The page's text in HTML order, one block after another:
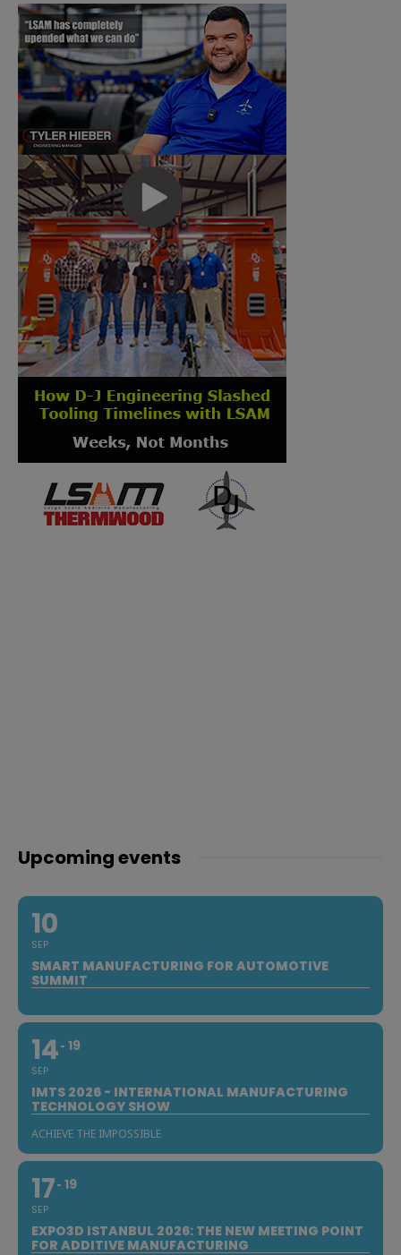
Upcoming events
10
SEP
SMART MANUFACTURING FOR AUTOMOTIVE
SUMMIT
14
SEP
19
IMTS 2026 - INTERNATIONAL MANUFACTURING
TECHNOLOGY SHOW
ACHIEVE THE IMPOSSIBLE
17
SEP
19
EXPO3D ISTANBUL 2026: THE NEW MEETING POINT
FOR ADDITIVE MANUFACTURING